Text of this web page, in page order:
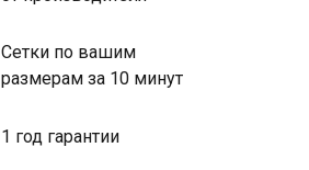
Сетки по вашим
размерам за 10 минут
1 год гарантии